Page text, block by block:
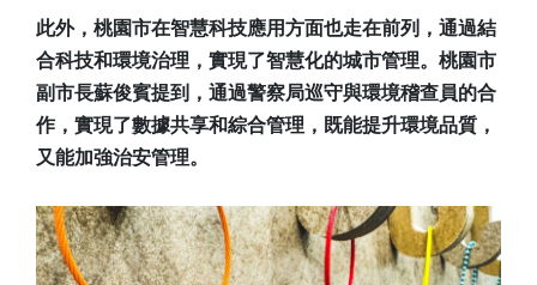
此外，桃園市在智慧科技應用方面也走在前列，通過結
合科技和環境治理，實現了智慧化的城市管理。桃園市
副市長蘇俊賓提到，通過警察局巡守與環境稽查員的合
作，實現了數據共享和綜合管理，既能提升環境品質，
又能加強治安管理。